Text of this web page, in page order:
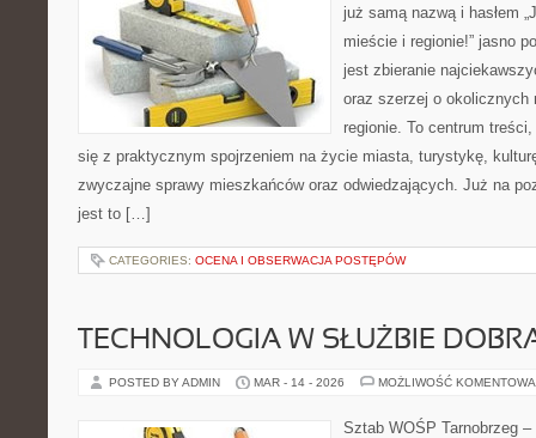
już samą nazwą i hasłem
mieście i regionie!” jasno
jest zbieranie
oraz szerzej o okolicznych
regionie. To centrum
się z praktycznym spojrzeniem na życie miasta, turystykę,
zwyczajne sprawy mieszkańców oraz odwiedzających. Już na
jest to […]
CATEGORIES: OCENA I OBSERWACJA POSTĘPÓW
TECHNOLOGIA W SŁUŻBIE
POSTED BY ADMIN MAR - 14 - 2026 MOŻLIWOŚĆ
Sztab WOŚP Tarnobrzeg